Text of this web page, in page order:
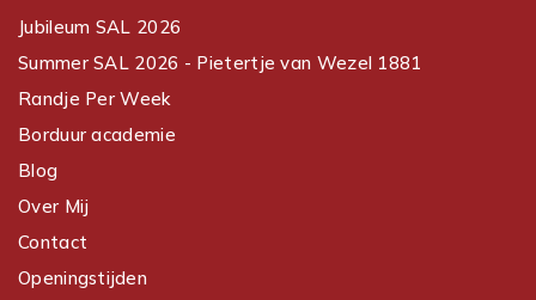
Jubileum SAL 2026
Summer SAL 2026 - Pietertje van Wezel 1881
Randje Per Week
Borduur academie
Blog
Over Mij
Contact
Openingstijden